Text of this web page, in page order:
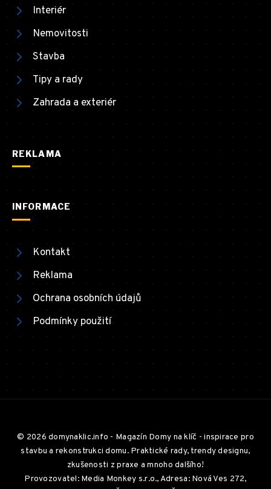
Interiér
Nemovitosti
Stavba
Tipy a rady
Zahrada a exteriér
REKLAMA
INFORMACE
Kontakt
Reklama
Ochrana osobních údajů
Podmínky použití
© 2026 domynaklic.info - Magazín Domy na klíč - inspirace pro
stavbu a rekonstrukci domu. Praktické rady, trendy designu,
zkušenosti z praxe a mnoho dalšího!
Provozovatel: Media Monkey s.r.o., Adresa: Nová Ves 272,